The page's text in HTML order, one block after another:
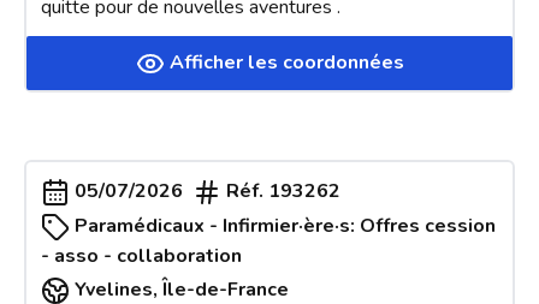
quitte pour de nouvelles aventures .
Afficher les coordonnées
05/07/2026 Réf. 193262
Paramédicaux - Infirmier·ère·s: Offres cession
- asso - collaboration
Yvelines,Île-de-France